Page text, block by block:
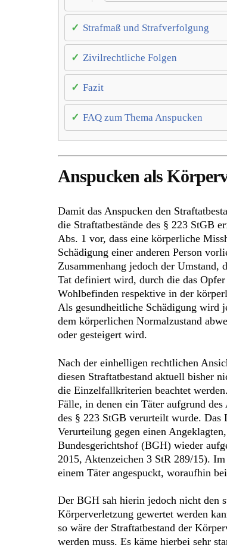
Strafmaß und Strafverfolgung
Zivilrechtliche Folgen
Fazit
FAQ zum Thema Anspucken
Anspucken als
Damit das Anspucken den
die Straftatbestände des § 223 StGB
Abs. 1 vor, dass eine körperliche
Schädigung einer anderen Person
Zusammenhang jedoch der Umstand,
Tat definiert wird, durch die das
Wohlbefinden respektive in der
Als gesundheitliche Schädigung wird
dem körperlichen Normalzustand
oder gesteigert wird.
Nach der einhelligen rechtlichen
diesen Straftatbestand aktuell bisher
die Einzelfallkriterien beachtet
Fälle, in denen ein Täter aufgrund
des § 223 StGB verurteilt wurde. Das
Verurteilung gegen einen
Bundesgerichtshof (BGH) wieder
2015, Aktenzeichen 3 StR 289/15).
einem Täter angespuckt, woraufhin
Der BGH sah hierin jedoch nicht den
Körperverletzung gewertet werden
so wäre der Straftatbestand der
werden muss. Es käme hierbei sehr